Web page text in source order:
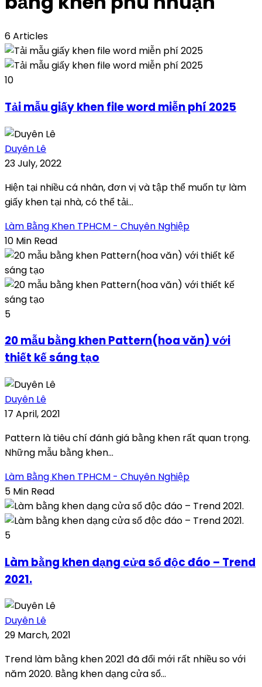
6 Articles
10
Tải mẫu giấy khen file word miễn phí 2025
Duyên Lê
23 July, 2022
Hiện tại nhiều cá nhân, đơn vị và tập thể muốn tự làm
giấy khen tại nhà, có thể tải...
Làm Bằng Khen TPHCM - Chuyên Nghiệp
10 Min Read
5
20 mẫu bằng khen Pattern(hoa văn) với
thiết kế sáng tạo
Duyên Lê
17 April, 2021
Pattern là tiêu chí đánh giá bằng khen rất quan trọng.
Những mẫu bằng khen...
Làm Bằng Khen TPHCM - Chuyên Nghiệp
5 Min Read
5
Làm bằng khen dạng cửa sổ độc đáo – Trend
2021.
Duyên Lê
29 March, 2021
Trend làm bằng khen 2021 đã đổi mới rất nhiều so với
năm 2020. Bằng khen dạng cửa sổ...